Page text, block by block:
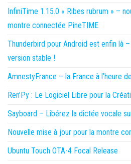
InfiniTime 1.15.0 « Ribes rubrum » –
montre connectée PineTIME
Thunderbird pour Android est enfin là
version stable !
AmnestyFrance – la France à l’heure
Ren’Py : Le Logiciel Libre pour la
Sayboard – Libérez la dictée vocale
Nouvelle mise à jour pour la montre
Ubuntu Touch OTA-4 Focal Release